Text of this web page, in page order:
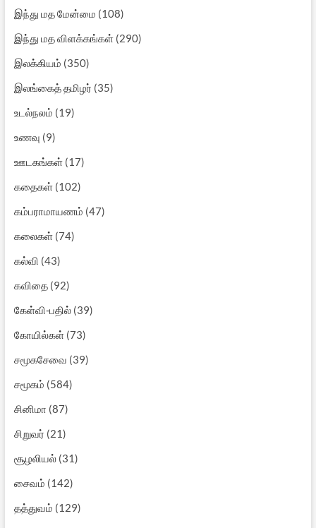
இந்து மத மேன்மை (108)
இந்து மத விளக்கங்கள்(290)
இலக்கியம் (350)
இலங்கைத் தமிழர் (35)
உடல்நலம் (19)
உணவு (9)
ஊடகங்கள்(17)
கதைகள்(102)
கம்பராமாயணம் (47)
கலைகள்(74)
கல்வி (43)
கவிதை(92)
கேள்வி-பதில்(39)
கோயில்கள்(73)
சமூகசேவை (39)
சமூகம் (584)
சினிமா (87)
சிறுவர் (21)
சூழலியல்(31)
சைவம் (142)
தத்துவம் (129)